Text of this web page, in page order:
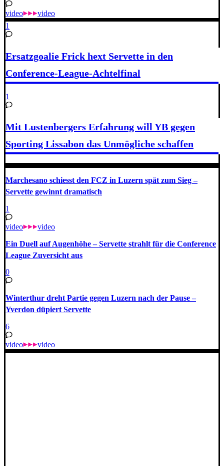
video
video
1
Ersatzgoalie Frick hext Servette in den
Conference-League-Achtelfinal
1
Mit Lustenbergers Erfahrung will YB gegen
Sporting Lissabon das Unmögliche schaffen
Marchesano schiesst den FCZ in Luzern spät zum Sieg –
Servette gewinnt dramatisch
1
video video
Ein Duell auf Augenhöhe – Servette strahlt für die Conference
League Zuversicht aus
0
Winterthur dreht Partie gegen Luzern nach der Pause –
Yverdon düpiert Servette
6
video video